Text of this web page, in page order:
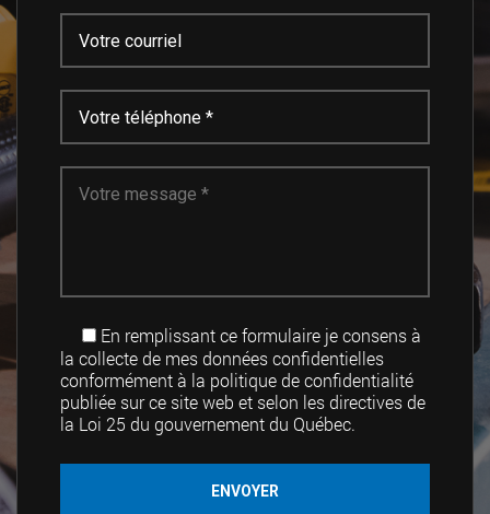
En remplissant ce formulaire je consens à
la collecte de mes données confidentielles
conformément à la politique de confidentialité
publiée sur ce site web et selon les directives de
la Loi 25 du gouvernement du Québec.